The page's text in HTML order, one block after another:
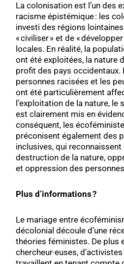
La colonisation est l’un des
racisme épistémique : les
investi des régions
« civiliser » et de «
locales. En réalité, la
ont été exploitées, la nature
profit des pays occidentaux.
personnes racisées et les
ont été particulièrement
l’exploitation de la nature,
est clairement mis en
conséquent, les
préconisent également des
inclusives, qui reconnaissent
destruction de la nature,
et oppression des
Plus d’informations ?
Le mariage entre
décolonial découle d’une
théories féministes. De plus
chercheur·euses,